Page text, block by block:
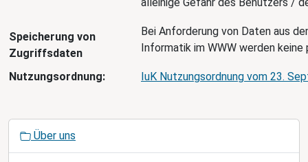
Speicherung von
Zugriffsdaten
Bei Anforderung von Daten aus
Informatik im WWW werden
Nutzungsordnung: IuK Nutzungsordnung vom 23.
Über uns